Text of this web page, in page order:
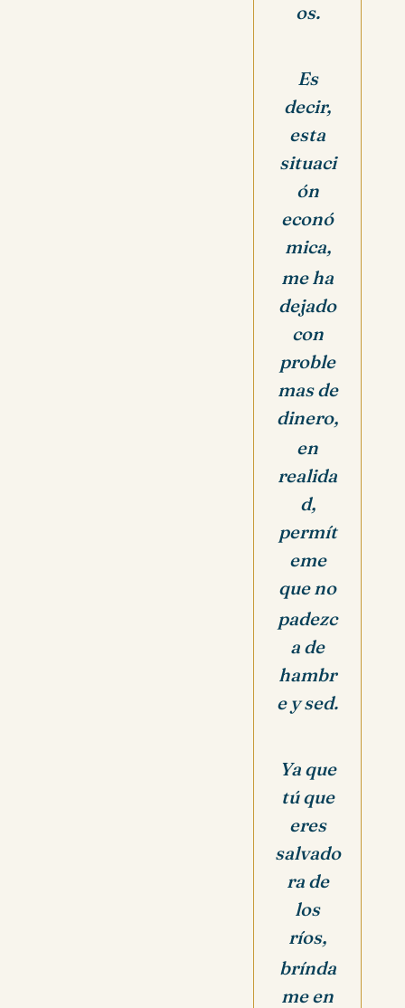
os.
Es
decir,
esta
situaci
ón
econó
mica,
me ha
dejado
con
proble
mas de
dinero,
en
realida
d,
permít
eme
que no
padezc
a de
hambr
e y sed.
Ya que
tú que
eres
salvado
ra de
los
ríos,
brínda
me en